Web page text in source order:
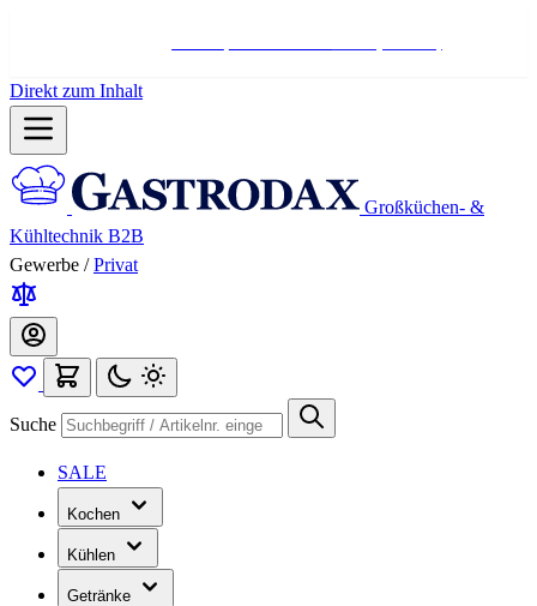
Direkt zum Inhalt
Großküchen- &
Kühltechnik B2B
Gewerbe / Privat
Suche
SALE
Kochen
Kühlen
Getränke